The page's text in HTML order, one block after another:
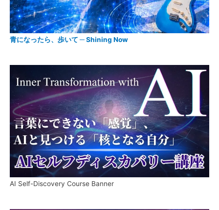
青になったら、歩いて ─ Shining Now
AI Self-Discovery Course Banner